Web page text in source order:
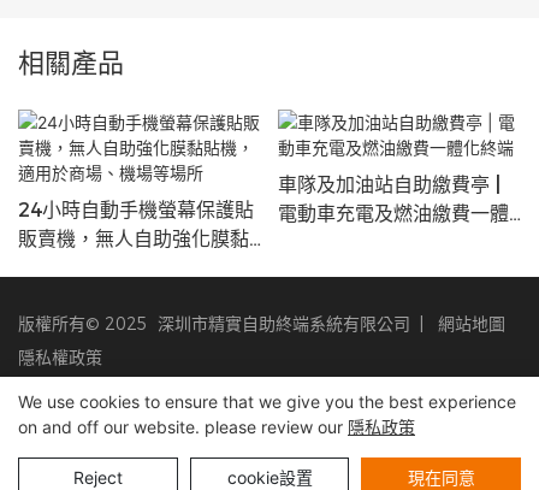
相關產品
24小時自動手機螢幕保護貼
販賣機，無人自助強化膜黏
車隊及加油站自助繳費亭 |
電動車充電及燃油繳費一體
版權所有© 2025 深圳市精實自助終端系統有限公司 |
網站地圖
隱私權政策
We use cookies to ensure that we give you the best experience
on and off our website. please review our 隱私政策
Reject cookie設置 現在同意